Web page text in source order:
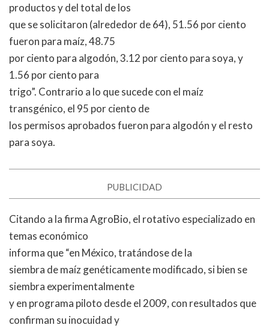
productos y del total de los
que se solicitaron (alrededor de 64), 51.56 por ciento
fueron para maíz, 48.75
por ciento para algodón, 3.12 por ciento para soya, y
1.56 por ciento para
trigo”. Contrario a lo que sucede con el maíz
transgénico, el 95 por ciento de
los permisos aprobados fueron para algodón y el resto
para soya.
PUBLICIDAD
Citando a la firma AgroBio, el rotativo especializado en
temas económico
informa que “en México, tratándose de la
siembra de maíz genéticamente modificado, si bien se
siembra experimentalmente
y en programa piloto desde el 2009, con resultados que
confirman su inocuidad y